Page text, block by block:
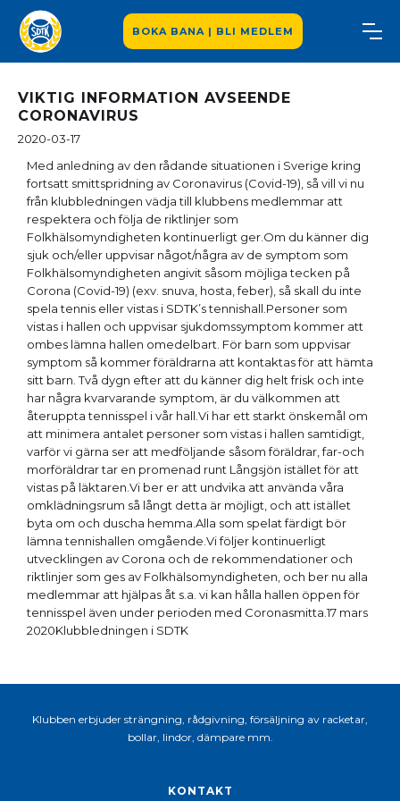
BOKA BANA | BLI MEDLEM
VIKTIG INFORMATION AVSEENDE
CORONAVIRUS
2020-03-17
Med anledning av den rådande situationen i Sverige kring
fortsatt smittspridning av Coronavirus (Covid-19), så vill vi nu
från klubbledningen vädja till klubbens medlemmar att
respektera och följa de riktlinjer som
Folkhälsomyndigheten kontinuerligt ger.Om du känner dig
sjuk och/eller uppvisar något/några av de symptom som
Folkhälsomyndigheten angivit såsom möjliga tecken på
Corona (Covid-19) (exv. snuva, hosta, feber), så skall du inte
spela tennis eller vistas i SDTK’s tennishall.Personer som
vistas i hallen och uppvisar sjukdomssymptom kommer att
ombes lämna hallen omedelbart. För barn som uppvisar
symptom så kommer föräldrarna att kontaktas för att hämta
sitt barn. Två dygn efter att du känner dig helt frisk och inte
har några kvarvarande symptom, är du välkommen att
återuppta tennisspel i vår hall.Vi har ett starkt önskemål om
att minimera antalet personer som vistas i hallen samtidigt,
varför vi gärna ser att medföljande såsom föräldrar, far-och
morföräldrar tar en promenad runt Långsjön istället för att
vistas på läktaren.Vi ber er att undvika att använda våra
omklädningsrum så långt detta är möjligt, och att istället
byta om och duscha hemma.Alla som spelat färdigt bör
lämna tennishallen omgående.Vi följer kontinuerligt
utvecklingen av Corona och de rekommendationer och
riktlinjer som ges av Folkhälsomyndigheten, och ber nu alla
medlemmar att hjälpas åt s.a. vi kan hålla hallen öppen för
tennisspel även under perioden med Coronasmitta.17 mars
2020Klubbledningen i SDTK
Klubben erbjuder strängning, rådgivning, försäljning av racketar,
bollar, lindor, dämpare mm.
KONTAKT